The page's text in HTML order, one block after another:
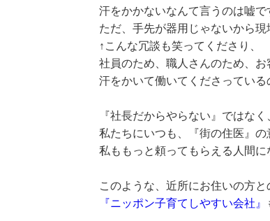
汗をかかないなんて言うのは嘘で
ただ、手先が器用じゃないから
↑こんな冗談も笑ってくださり、
社員のため、職人さんのため、
汗をかいて働いてくださっている
『社長だからやらない』ではな
私たちにいつも、『街の住医』の
私ももっと頼ってもらえる人間に
このような、近所にお住いの方
『ニッポン子育てしやすい会社』